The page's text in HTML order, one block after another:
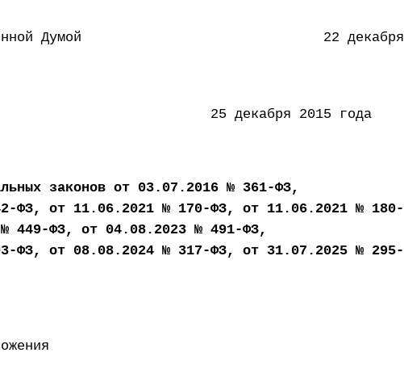
Думой 22 декабря
25 декабря 2015 года
законов от 03.07.2016 № 361-ФЗ,
ФЗ, от 11.06.2021 № 170-ФЗ, от 11.06.2021 № 180-
449-ФЗ, от 04.08.2023 № 491-ФЗ,
ФЗ, от 08.08.2024 № 317-ФЗ, от 31.07.2025 № 295-